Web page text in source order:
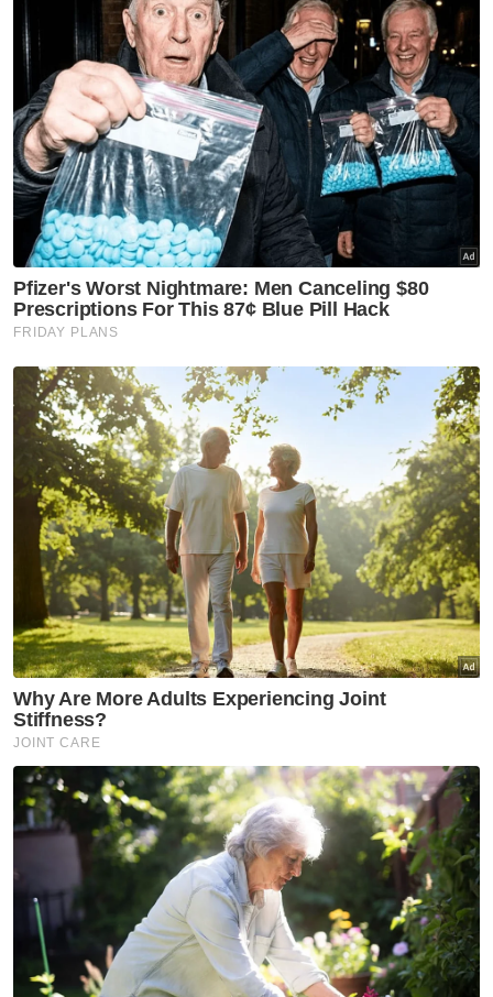
Kejohanan tiga hari yang bermula Jumaat
lepas disertai 658 atlet mewakili 19 pasukan
tempatan dan 10 negara termasuk Algeria,
China, Jepun, Nepal, Thailand, Sri Lanka
serta Filipina. - Bernama
Berita Telus & Tulus menerusi E-Mel setiap
hari!